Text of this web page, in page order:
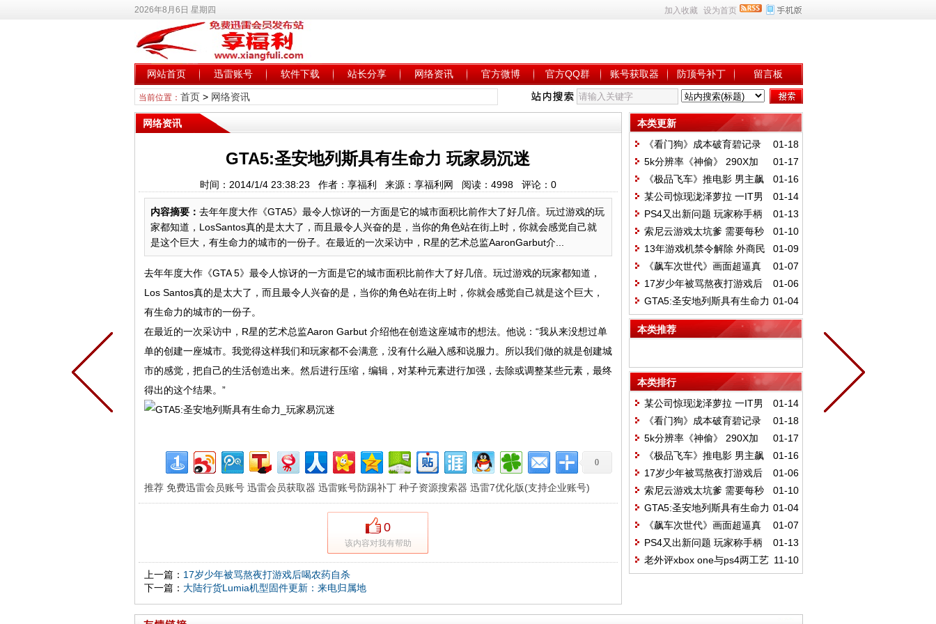
2026年8月6日 星期四 加入收藏 设为首页
网站首页 迅雷账号 软件下载 站长分享 网络资讯 官方微博 官方QQ群 账号获取器 防顶号补丁 留言板
当前位置： 首页> 网络资讯
网络资讯
GTA5:圣安地列斯具有生命力 玩家易沉迷
时间：2014/1/4 23:38:23 作者：享福利 来源：享福利网 阅读： 4998评论： 0
内容摘要： 去年年度大作《GTA5》最令人惊讶的一方面是它的城市面积比前作大了好几倍。玩过游戏的玩
家都知道，LosSantos真的是太大了，而且最令人兴奋的是，当你的角色站在街上时，你就会感觉自己就
是这个巨大，有生命力的城市的一份子。在最近的一次采访中，R星的艺术总监AaronGarbut介...
去年年度大作《GTA 5》最令人惊讶的一方面是它的城市面积比前作大了好几倍。玩过游戏的玩家都知道，
Los Santos真的是太大了，而且最令人兴奋的是，当你的角色站在街上时，你就会感觉自己就是这个巨大，
有生命力的城市的一份子。
在最近的一次采访中，R星的艺术总监Aaron Garbut 介绍他在创造这座城市的想法。他说：“我从来没想过单
单的创建一座城市。我觉得这样我们和玩家都不会满意，没有什么融入感和说服力。所以我们做的就是创建城
市的感觉，把自己的生活创造出来。然后进行压缩，编辑，对某种元素进行加强，去除或调整某些元素，最终
得出的这个结果。”
0
推荐 免费迅雷会员账号 迅雷会员获取器 迅雷账号防踢补丁 种子资源搜索器 迅雷7优化版(支持企业账号)
0
该内容对我有帮助
上一篇： 17岁少年被骂熬夜打游戏后喝农药自杀
下一篇： 大陆行货Lumia机型固件更新：来电归属地
本类更新
01-18
《看门狗》成本破育碧记录
已花6500万刀
01-17
5k分辨率《神偷》 290X加
APU也流畅运行
01-16
《极品飞车》推电影 男主飙
车花絮曝光
01-14
某公司惊现泷泽萝拉 一IT男
却无动于衷
01-13
PS4又出新问题 玩家称手柄
易揉坏
01-10
索尼云游戏太坑爹 需要每秒
5M的网速
01-09
13年游戏机禁令解除 外商民
族企业齐踏入
01-07
《飙车次世代》画面超逼真
游戏演示视频
01-06
17岁少年被骂熬夜打游戏后
喝农药自杀
01-04
GTA5:圣安地列斯具有生命力
玩家易沉迷
本类推荐
本类排行
01-14
某公司惊现泷泽萝拉 一IT男
却无动于衷
01-18
《看门狗》成本破育碧记录
已花6500万刀
01-17
5k分辨率《神偷》 290X加
APU也流畅运行
01-16
《极品飞车》推电影 男主飙
车花絮曝光
01-06
17岁少年被骂熬夜打游戏后
喝农药自杀
01-10
索尼云游戏太坑爹 需要每秒
5M的网速
01-04
GTA5:圣安地列斯具有生命力
玩家易沉迷
01-07
《飙车次世代》画面超逼真
游戏演示视频
01-13
PS4又出新问题 玩家称手柄
易揉坏
11-10
老外评xbox one与ps4两工艺
技术相差10年